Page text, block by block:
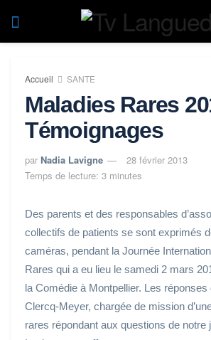
Accueil SANTE
Maladies Rares
Témoignages
par Nadia Lavigne
28 février 2013
Temps de lecture: 3 minutes
Des parents et des responsables
collectifs de patients se sont exprimés
caméras, pendant la Journée
Rares qui a eu lieu le samedi 2 mars
la Comédie à Montpellier. Les
Clercq-Meyer, chargée de mission
rares répondant aux questions de notre